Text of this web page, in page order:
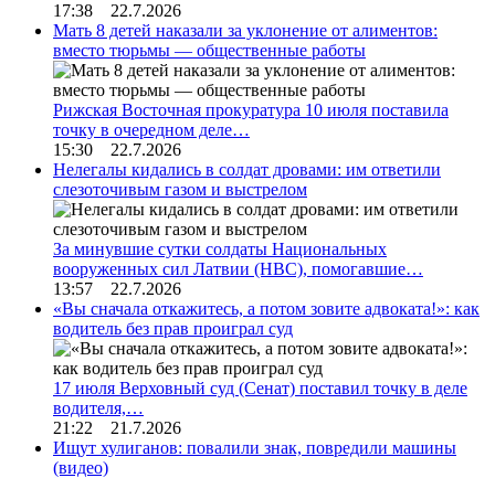
17:38 22.7.2026
Мать 8 детей наказали за уклонение от алиментов:
вместо тюрьмы — общественные работы
Рижская Восточная прокуратура 10 июля поставила
точку в очередном деле…
15:30 22.7.2026
Нелегалы кидались в солдат дровами: им ответили
слезоточивым газом и выстрелом
За минувшие сутки солдаты Национальных
вооруженных сил Латвии (НВС), помогавшие…
13:57 22.7.2026
«Вы сначала откажитесь, а потом зовите адвоката!»: как
водитель без прав проиграл суд
17 июля Верховный суд (Сенат) поставил точку в деле
водителя,…
21:22 21.7.2026
Ищут хулиганов: повалили знак, повредили машины
(видео)